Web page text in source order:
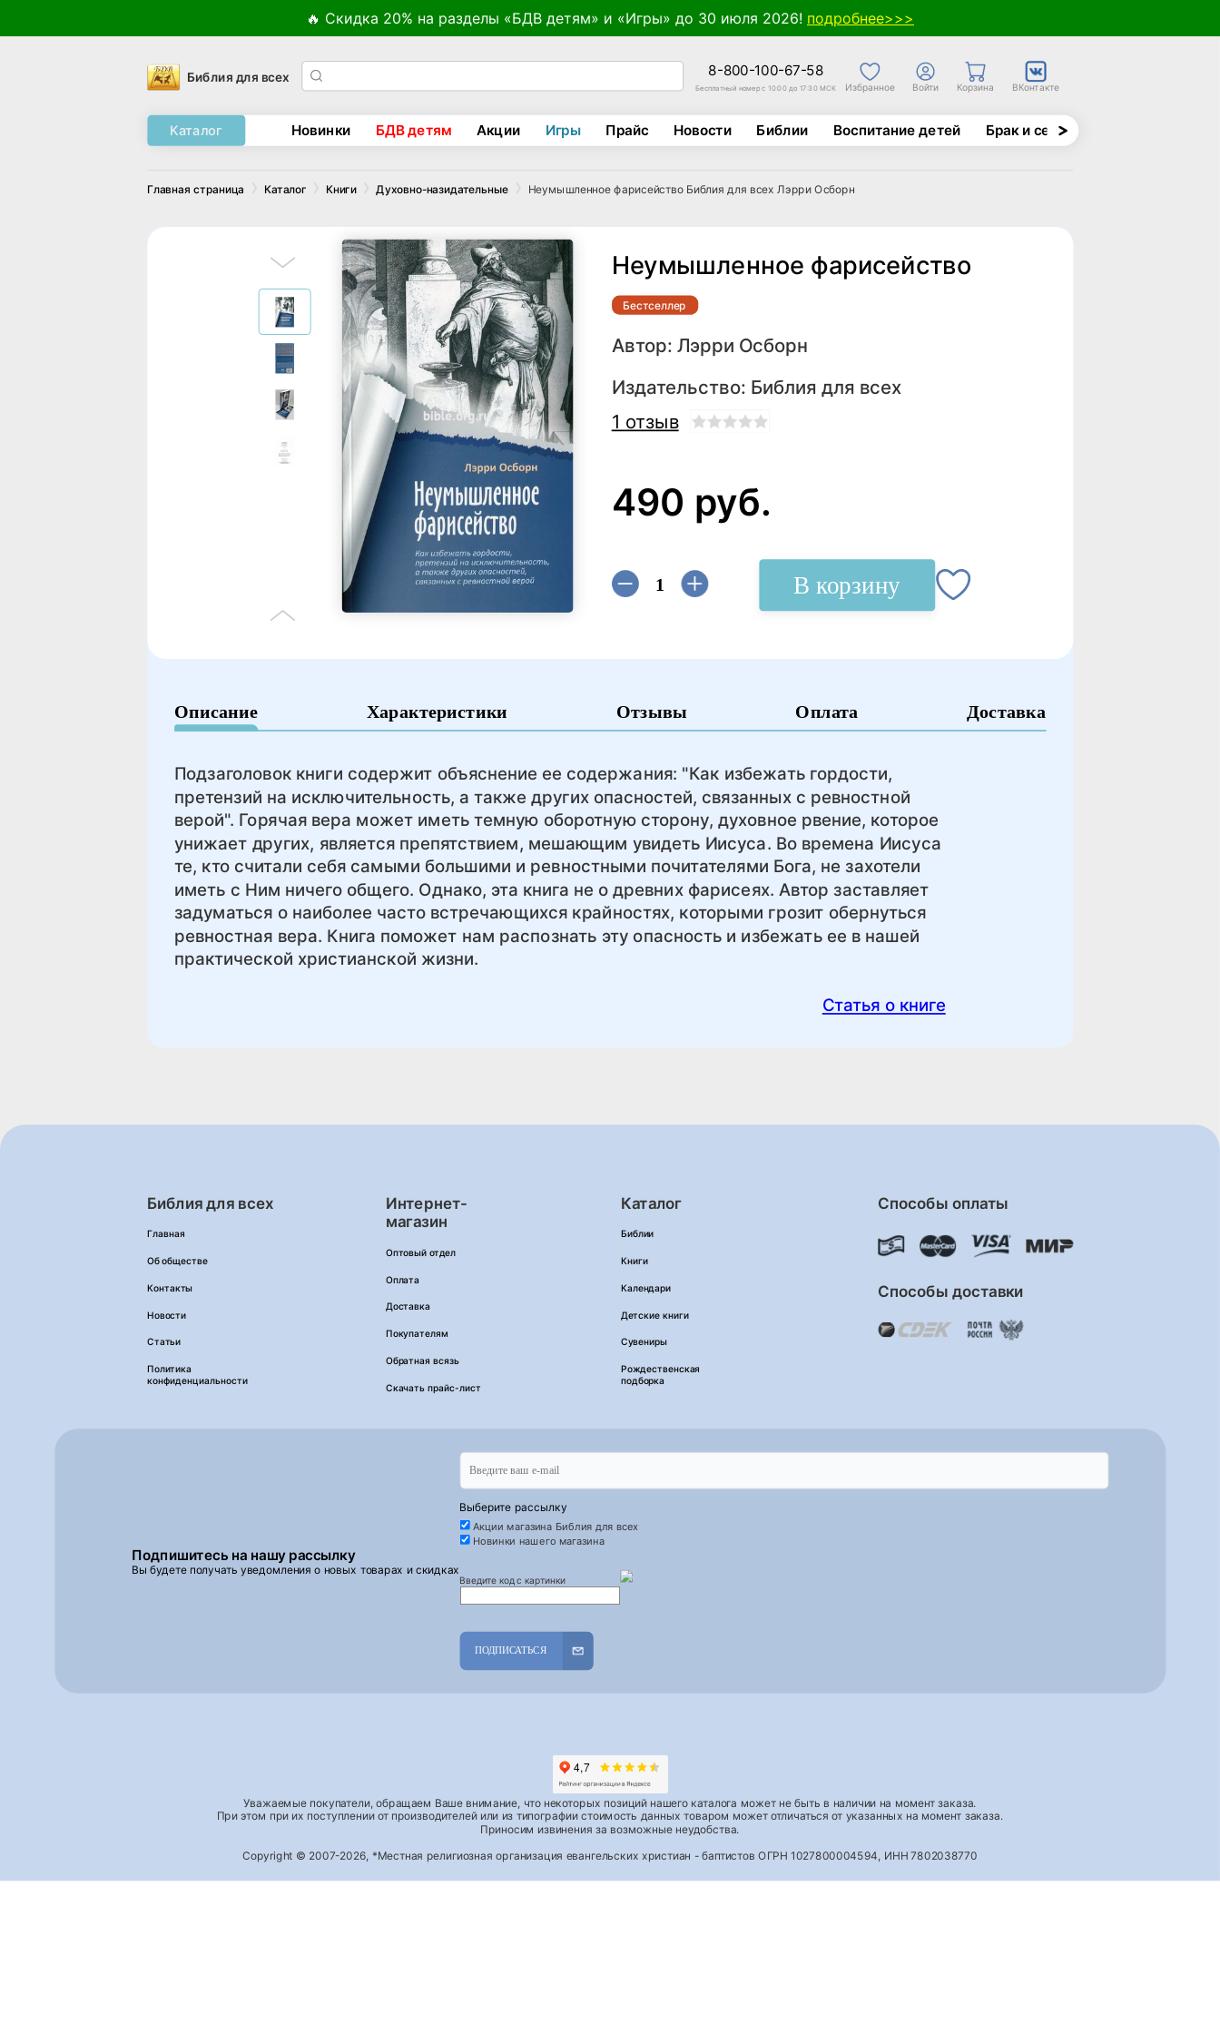
🔥 Скидка 20% на разделы «БДВ детям» и «Игры» до 30 июля 2026! подробнее>>>
Библия для всех 8-800-100-67-58
Бесплатный номер с 10:00 до 17:30 МСК Избранное Войти Корзина ВКонтакте
Каталог Новинки БДВ детям Акции Игры Прайс Новости Библии Воспитание детей Брак и семья
Главная страница Каталог Книги Духовно-назидательные Неумышленное фарисейство Библия для всех Лэрри Осборн
Неумышленное фарисейство
Бестселлер
Автор: Лэрри Осборн
Издательство: Библия для всех
1 отзыв
490 руб.
В корзину
Описание Характеристики Отзывы Оплата Доставка
Подзаголовок книги содержит объяснение ее содержания: "Как избежать гордости,
претензий на исключительность, а также других опасностей, связанных с ревностной
верой". Горячая вера может иметь темную оборотную сторону, духовное рвение, которое
унижает других, является препятствием, мешающим увидеть Иисуса. Во времена Иисуса
те, кто считали себя самыми большими и ревностными почитателями Бога, не захотели
иметь с Ним ничего общего. Однако, эта книга не о древних фарисеях. Автор заставляет
задуматься о наиболее часто встречающихся крайностях, которыми грозит обернуться
ревностная вера. Книга поможет нам распознать эту опасность и избежать ее в нашей
практической христианской жизни.
Статья о книге
Библия для всех
Главная
Об обществе
Контакты
Новости
Статьи
Политика
конфиденциальности
Интернет-
магазин
Оптовый отдел
Оплата
Доставка
Покупателям
Обратная всязь
Скачать прайс-лист
Каталог
Библии
Книги
Календари
Детские книги
Сувениры
Рождественская
подборка
Способы оплаты
Способы доставки
Подпишитесь на нашу рассылку
Вы будете получать уведомления о новых товарах и скидках
Выберите рассылку
Акции магазина Библия для всех
Новинки нашего магазина
Введите код с картинки
ПОДПИСАТЬСЯ
Уважаемые покупатели, обращаем Ваше внимание, что некоторых позиций нашего каталога может не быть в наличии на момент заказа.
При этом при их поступлении от производителей или из типографии стоимость данных товаром может отличаться от указанных на момент заказа.
Приносим извинения за возможные неудобства.
Copyright © 2007-2026, *Местная религиозная организация евангельских христиан - баптистов ОГРН 1027800004594, ИНН 7802038770